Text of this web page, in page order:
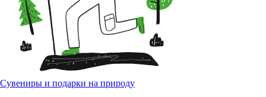
Сувениры и подарки на природу